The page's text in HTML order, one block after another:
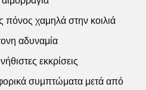
πόνος χαμηλά στην κοιλιά
αδυναμία
εκκρίσεις
συμπτώματα μετά από